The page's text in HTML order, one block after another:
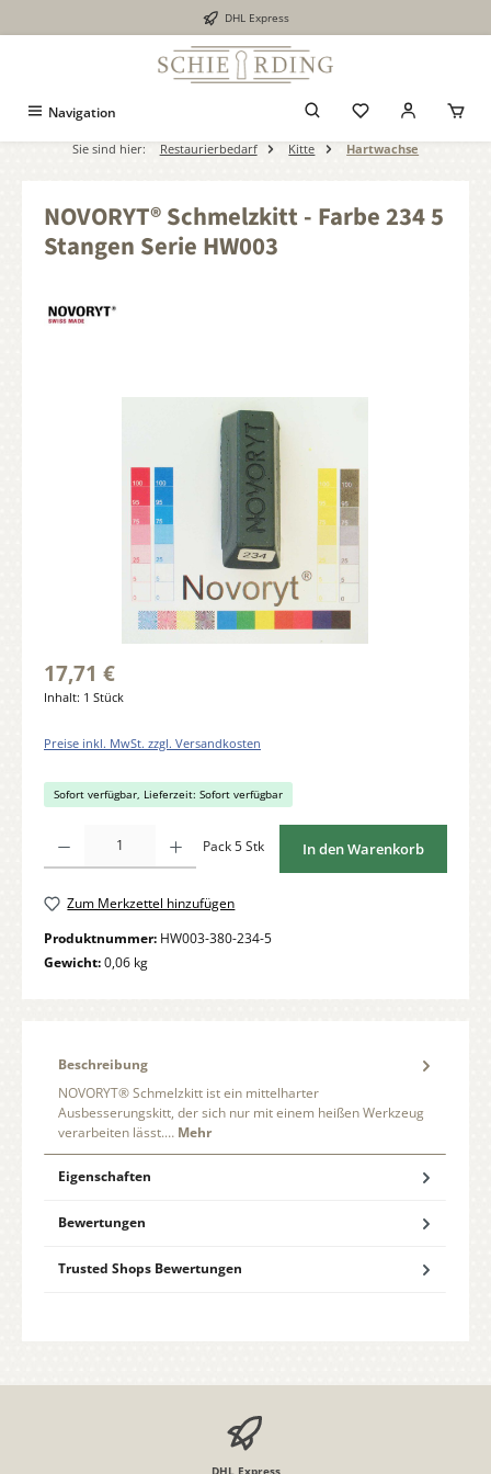
DHL Express
Navigation
Sie sind hier: Restaurierbedarf Kitte Hartwachse
NOVORYT® Schmelzkitt - Farbe 234 5
Stangen Serie HW003
17,71 €
Inhalt: 1 Stück
Preise inkl. MwSt. zzgl. Versandkosten
Sofort verfügbar, Lieferzeit: Sofort verfügbar
Pack 5 Stk In den Warenkorb
Zum Merkzettel hinzufügen
Produktnummer: HW003-380-234-5
Gewicht:0,06 kg
Beschreibung
NOVORYT® Schmelzkitt ist ein mittelharter
Ausbesserungskitt, der sich nur mit einem heißen Werkzeug
verarbeiten lässt.… Mehr
Eigenschaften
Bewertungen
Trusted Shops Bewertungen
DHL Express